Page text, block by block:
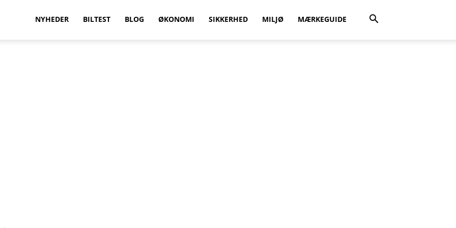
NYHEDER BILTEST BLOG ØKONOMI SIKKERHED MILJØ MÆRKEGUIDE